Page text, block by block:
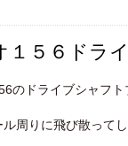
１５６ドラ
のドライブシャフト
周りに飛び散って